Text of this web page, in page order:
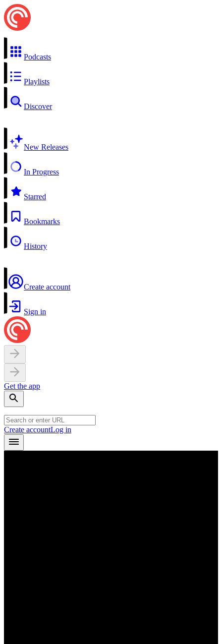
Podcasts
Playlists
Discover
New Releases
In Progress
Starred
Bookmarks
History
Create account
Sign in
Get the app
Create accountLog in